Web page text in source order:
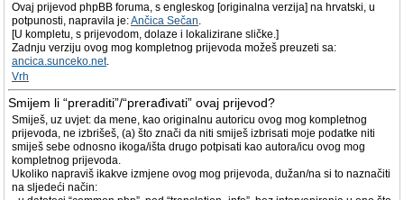
Ovaj prijevod phpBB foruma, s engleskog [originalna verzija] na hrvatski, u
potpunosti, napravila je:Ančica Sečan.
[U kompletu, s prijevodom, dolaze i lokalizirane sličke.]
Zadnju verziju ovog mog kompletnog prijevoda možeš preuzeti sa:
ancica.sunceko.net.
Vrh
Smijem li “preraditi”/“prerađivati” ovaj prijevod?
Smiješ, uz uvjet: da mene, kao originalnu autoricu ovog mog kompletnog
prijevoda, ne izbrišeš, (a) što znači da niti smiješ izbrisati moje podatke niti
smiješ sebe odnosno ikoga/išta drugo potpisati kao autora/icu ovog mog
kompletnog prijevoda.
Ukoliko napraviš ikakve izmjene ovog mog prijevoda, dužan/na si to naznačiti
na sljedeći način: